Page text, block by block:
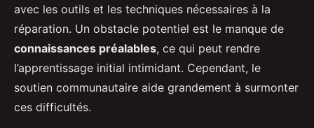
avec les outils et les techniques nécessaires à la
réparation. Un obstacle potentiel est le manque de
connaissances préalables, ce qui peut rendre
l’apprentissage initial intimidant. Cependant, le
soutien communautaire aide grandement à surmonter
ces difficultés.